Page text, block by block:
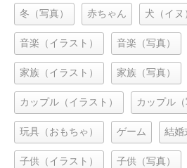
冬（写真） 赤ちゃん 犬（イヌ
音楽（イラスト） 音楽（写真）
家族（イラスト） 家族（写真）
カップル（イラスト） カップル（
玩具（おもちゃ） ゲーム 結婚
子供（イラスト） 子供（写真）